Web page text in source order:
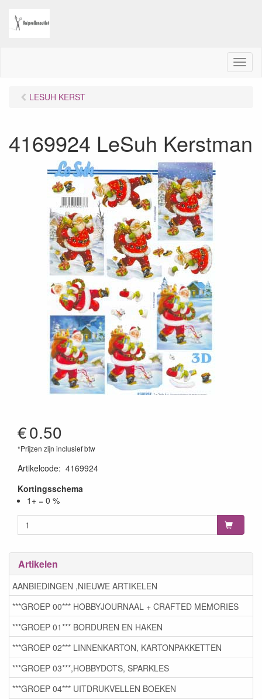
M
e
LESUH KERST
4169924 LeSuh Kerstman
€0.50
*Prijzen zijn inclusief btw
Artikelcode: 4169924
Kortingsschema
1+ = 0 %
Artikelen
AANBIEDINGEN ,NIEUWE ARTIKELEN
***GROEP 00*** HOBBYJOURNAAL + CRAFTED MEMORIES
***GROEP 01*** BORDUREN EN HAKEN
***GROEP 02*** LINNENKARTON, KARTONPAKKETTEN
***GROEP 03***,HOBBYDOTS, SPARKLES
***GROEP 04*** UITDRUKVELLEN BOEKEN